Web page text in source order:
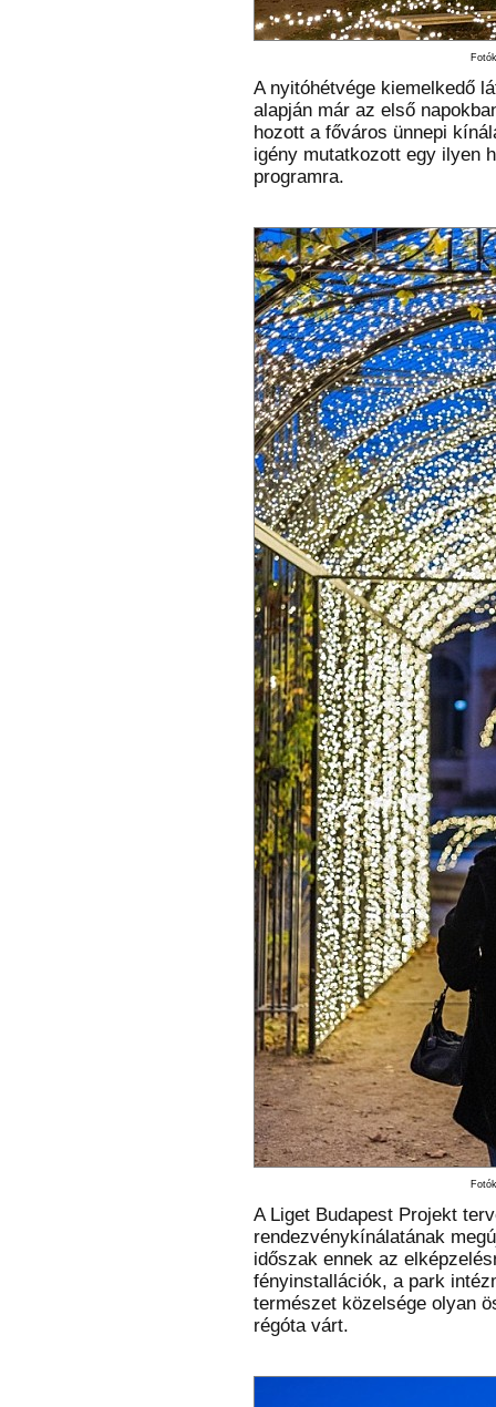
A nyitóhétvége kiemelkedő
alapján már az első
hozott a főváros ünnepi
igény mutatkozott egy ilyen
programra.
A Liget Budapest Projekt
rendezvénykínálatának
időszak ennek az
fényinstallációk, a park
természet közelsége olyan
régóta várt.